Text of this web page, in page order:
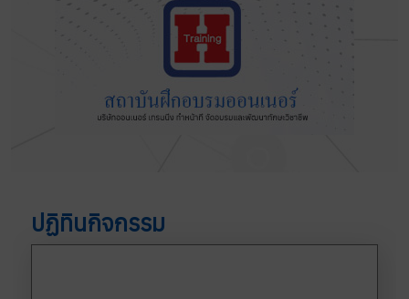
ปฏิทินกิจกรรม